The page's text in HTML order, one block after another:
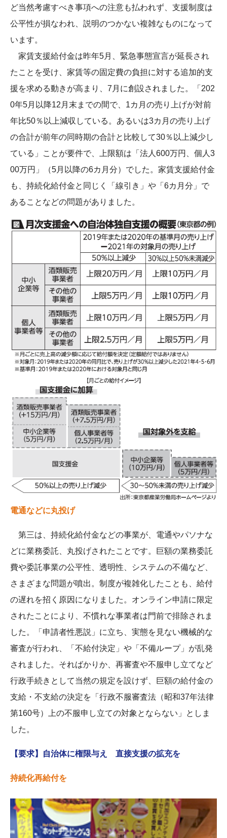
ど当然考慮すべき事項への注意も払われず、支援制度は
公平性が損なわれ、説明のつかない複雑なものになって
います。
家賃支援給付金は昨年5月、緊急事態宣言が延長され
たことを受け、家賃等の固定費の負担に対する追加的支
援を求める動きが高まり、7月に創設されました。「202
0年5月以降12月末までの間で、1カ月の売り上げが対前
年比50％以上減収している。あるいは3カ月の売り上げ
の合計が前年の同時期の合計と比較して30％以上減少し
ている」ことが要件で、上限額は「法人600万円、個人3
00万円」（5月以降の6カ月分）でした。家賃支援給付金
も、持続化給付金と同じく「線引き」や「6カ月分」で
あることなどの問題がありました。
電通などに丸投げ
第三は、持続化給付金などの事業が、電通やパソナな
どに業務委託、丸投げされたことです。巨額の業務委託
費や委託事業の公平性、透明性、システムの不備など、
さまざまな問題が噴出。制度が複雑化したことも、給付
の遅れを招く原因になりました。オンライン申請に限定
されたことにより、不慣れな事業者は門前で排除されま
した。「申請者性悪説」に立ち、実態を見ない機械的な
審査が行われ、「不給付決定」や「不備ループ」が乱発
されました。そればかりか、再審査や不服申し立てなど
行政手続きとして当然の規定を設けず、巨額の給付金の
支給・不支給の決定を「行政不服審査法（昭和37年法律
第160号）上の不服申し立ての対象とならない」としま
した。
【要求】自治体に権限与え 直接支援の拡充を
持続化再給付を